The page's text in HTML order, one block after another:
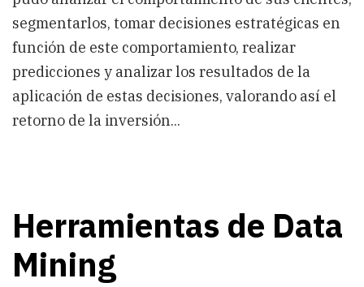
segmentarlos, tomar decisiones estratégicas en
función de este comportamiento, realizar
predicciones y analizar los resultados de la
aplicación de estas decisiones, valorando así el
retorno de la inversión...
Herramientas de Data
Mining